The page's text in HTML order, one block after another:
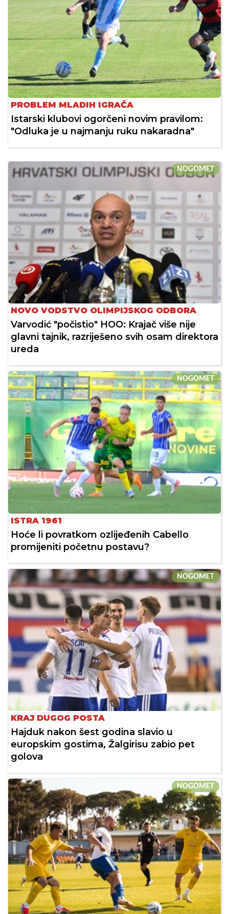
PROBLEM MLADIH IGRAČA
Istarski klubovi ogorčeni novim pravilom:
"Odluka je u najmanju ruku nakaradna"
NOGOMET
NOVO VODSTVO OLIMPIJSKOG ODBORA
Varvodić "počistio" HOO: Krajač više nije
glavni tajnik, razriješeno svih osam direktora
ureda
NOGOMET
ISTRA 1961
Hoće li povratkom ozlijeđenih Cabello
promijeniti početnu postavu?
NOGOMET
KRAJ DUGOG POSTA
Hajduk nakon šest godina slavio u
europskim gostima, Žalgirisu zabio pet
golova
NOGOMET